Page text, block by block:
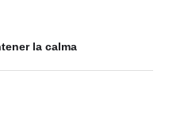
la calma